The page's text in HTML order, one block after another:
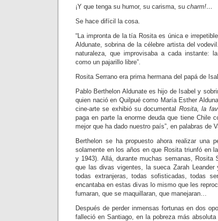
¡Y que tenga su humor, su carisma, su charm!…
Se hace difícil la cosa.
“La impronta de la tía Rosita es única e
Aldunate, sobrina de la célebre artista del
naturaleza, que improvisaba a cada instante:
como un pajarillo libre”.
Rosita Serrano era prima hermana del papá de
Pablo Berthelon Aldunate es hijo de Isabel y
quien nació en Quilpué como María Esther
cine-arte se exhibió su documental Rosita, la
paga en parte la enorme deuda que tiene Chile
mejor que ha dado nuestro país”, en palabras de
Berthelon se ha propuesto ahora realizar una
solamente en los años en que Rosita triunfó en
y 1943). Allá, durante muchas semanas, Rosita
que las divas vigentes, la sueca Zarah
todas extranjeras, todas sofisticadas, todas
encantaba en estas divas lo mismo que les
fumaran, que se maquillaran, que manejaran…
Después de perder inmensas fortunas en dos
falleció en Santiago, en la pobreza más